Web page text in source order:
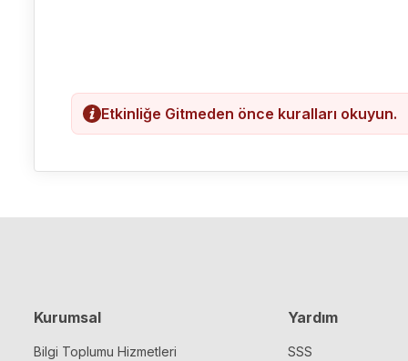
Etkinliğe Gitmeden önce kuralları okuyun.
Kurumsal
Bilgi Toplumu Hizmetleri
Yardım
SSS